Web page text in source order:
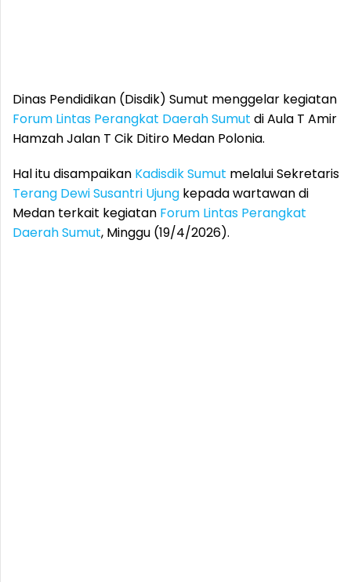
Dinas Pendidikan (Disdik) Sumut menggelar kegiatan
Forum Lintas Perangkat Daerah Sumut di Aula T Amir
Hamzah Jalan T Cik Ditiro Medan Polonia.
Hal itu disampaikan Kadisdik Sumut melalui Sekretaris
Terang Dewi Susantri Ujung kepada wartawan di
Medan terkait kegiatan Forum Lintas Perangkat
Daerah Sumut, Minggu (19/4/2026).